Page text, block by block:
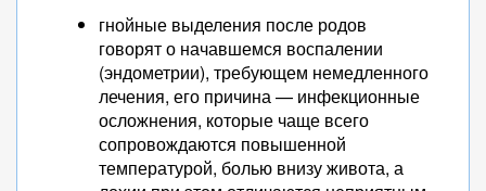
гнойные выделения после родов
говорят о начавшемся воспалении
(эндометрии), требующем немедленного
лечения, его причина — инфекционные
осложнения, которые чаще всего
сопровождаются повышенной
температурой, болью внизу живота, а